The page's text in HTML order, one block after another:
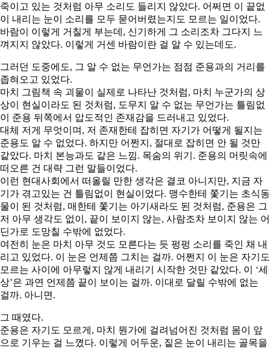
죽이고 있는 것처럼 아무 소리도 들리지 않았다. 어쩌면 이 끝없
이 내리는 눈이 소리를 모두 묻어버렸는지도 모르는 일이었다.
바람이 이렇게 거칠게 부는데, 신기하게 그 소리조차 그다지 느
껴지지 않았다. 이렇게 거센 바람이란 걸 알 수 있는데도.
그러던 도중에도, 그 알 수 없는 무언가는 점점 준용과의 거리를
좁혀오고 있었다.
마치 그림책 속 괴물이 실제로 나타난 것처럼, 마치 누군가의 상
상이 현실이라도 된 것처럼, 도무지 알 수 없는 무언가는 틀림없
이 준용 뒤쪽에서 압도적인 존재감을 드러내고 있었다.
대체 저게 무엇이며, 저 존재한테 잡히면 자기가 어떻게 될지는
준용도 알 수 없었다. 하지만 어쩐지, 절대로 잡히면 안 될 것만
같았다. 마치 본능과도 같은 느낌. 목숨의 위기. 준용의 머릿속에
떠오른 건 대략 그런 말들이었다.
이런 현대사회에서 떠올릴 만한 생각은 결코 아니지만, 지금 자
기가 겪고있는 건 틀림없이 현실이었다. 맹수한테 쫓기는 초식동
물이 된 것처럼, 매한테 쫓기는 아기새라도 된 것처럼, 준용은 그
저 아무 생각도 없이, 끝이 보이지 않는, 사람조차 보이지 않는 어
딘가로 도망칠 수밖에 없었다.
여전히 눈은 마치 아무 것도 모른다는 듯 펑펑 소리를 죽인 채 내
리고 있었다. 이 눈은 언제쯤 그치는 걸까. 어쩐지 이 눈은 자기도
모르는 사이에 아무렇지 않게 내리기 시작한 것만 같았다. 이 ‘세
상’은 과연 언제쯤 끝이 보이는 걸까. 이대로 달릴 수밖에 없는
걸까. 아니면.
그 때였다.
준용은 자기도 모르게, 마치 뭔가에 걸려넘어진 것처럼 몸이 앞
으로 기우는 걸 느꼈다. 이렇게 어두운, 짙은 눈이 내리는 골목을